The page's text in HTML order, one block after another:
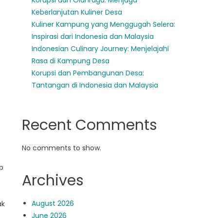
Keberlanjutan Kuliner Desa
Kuliner Kampung yang Menggugah Selera:
Inspirasi dari Indonesia dan Malaysia
Indonesian Culinary Journey: Menjelajahi
Rasa di Kampung Desa
Korupsi dan Pembangunan Desa:
Tantangan di Indonesia dan Malaysia
Recent Comments
No comments to show.
Archives
August 2026
June 2026